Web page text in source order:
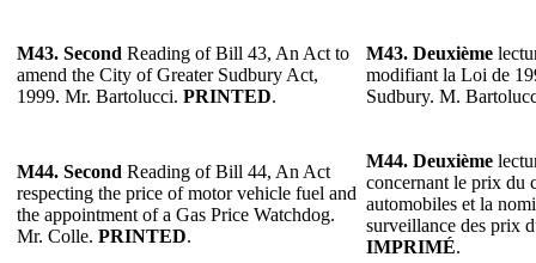
M43. Second Reading of Bill 43, An Act to
amend the City of Greater Sudbury Act,
1999. Mr. Bartolucci. PRINTED.
M43. Deuxième
modifiant la Loi de
Sudbury. M.
M44. Second Reading of Bill 44, An Act
respecting the price of motor vehicle fuel and
the appointment of a Gas Price Watchdog.
Mr. Colle. PRINTED.
M44. Deuxième
concernant le prix du
automobiles et la
surveillance des prix
IMPRIMÉ.